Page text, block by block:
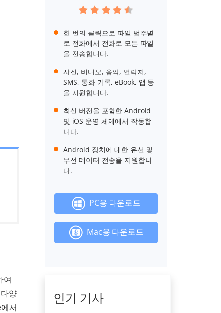
여
양
서
한 번의 클릭으로 파일 범주별
로 전화에서 전화로 모든 파일
을 전송합니다.
사진, 비디오, 음악, 연락처,
SMS, 통화 기록, eBook, 앱 등
을 지원합니다.
최신 버전을 포함한 Android
및 iOS 운영 체제에서 작동합
니다.
Android 장치에 대한 유선 및
무선 데이터 전송을 지원합니
다.
PC용 다운로드
Mac용 다운로드
인기 기사